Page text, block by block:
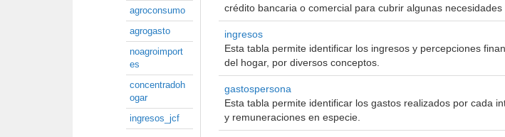
agroconsumo
agrogasto
noagroimport
es
concentradoh
ogar
ingresos_jcf
crédito bancaria o comercial para cubrir algunas necesidades
ingresos
Esta tabla permite identificar los ingresos y percepciones
del hogar, por diversos conceptos.
gastospersona
Esta tabla permite identificar los gastos realizados por cada
y remuneraciones en especie.